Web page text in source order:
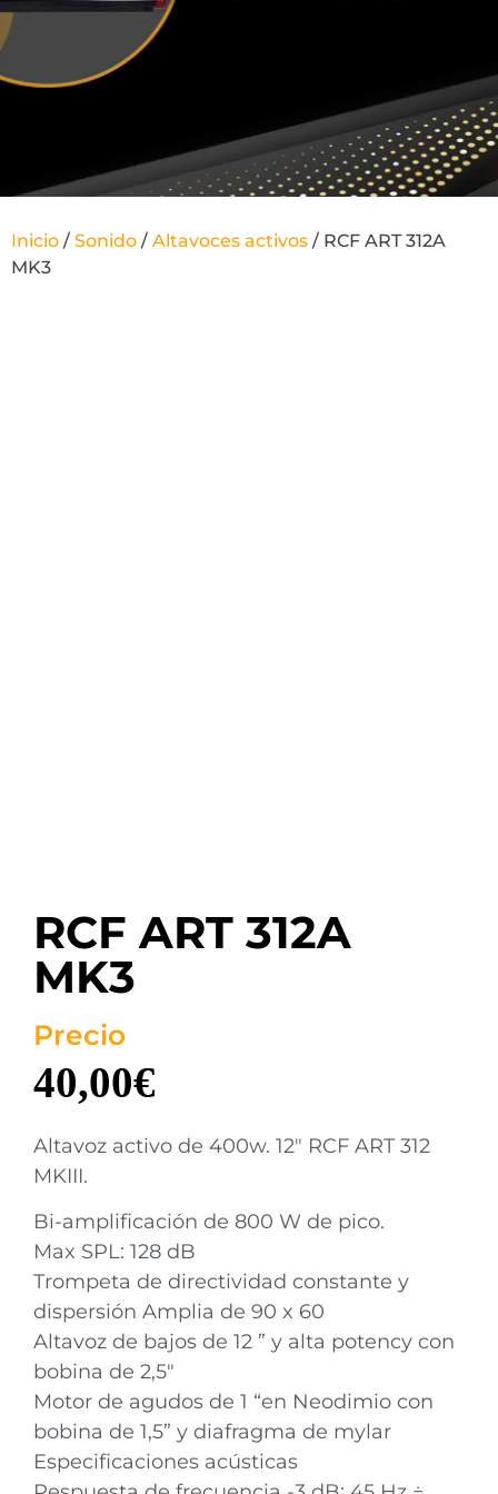
Inicio / Sonido / Altavoces activos / RCF ART 312A
MK3
RCF ART 312A
MK3
Precio
40,00€
Altavoz activo de 400w. 12″ RCF ART 312
MKIII.
Bi-amplificación de 800 W de pico.
Max SPL: 128 dB
Trompeta de directividad constante y
dispersión Amplia de 90 x 60
Altavoz de bajos de 12 ” y alta potency con
bobina de 2,5″
Motor de agudos de 1 “en Neodimio con
bobina de 1,5” y diafragma de mylar
Especificaciones acústicas